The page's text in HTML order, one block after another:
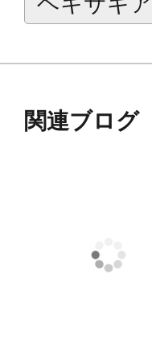
関連ブログ